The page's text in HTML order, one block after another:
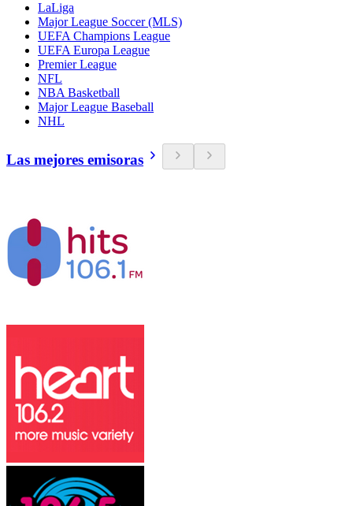
LaLiga
Major League Soccer (MLS)
UEFA Champions League
UEFA Europa League
Premier League
NFL
NBA Basketball
Major League Baseball
NHL
Las mejores emisoras